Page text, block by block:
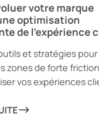
votre marque
optimisation
de l’expérience
et stratégies pour
zones de forte
vos expériences
sommets !